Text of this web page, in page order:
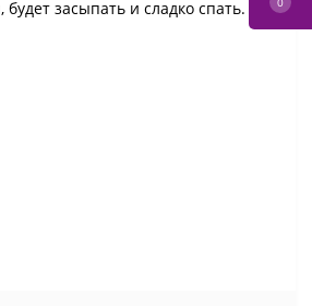
засыпать и сладко спать.